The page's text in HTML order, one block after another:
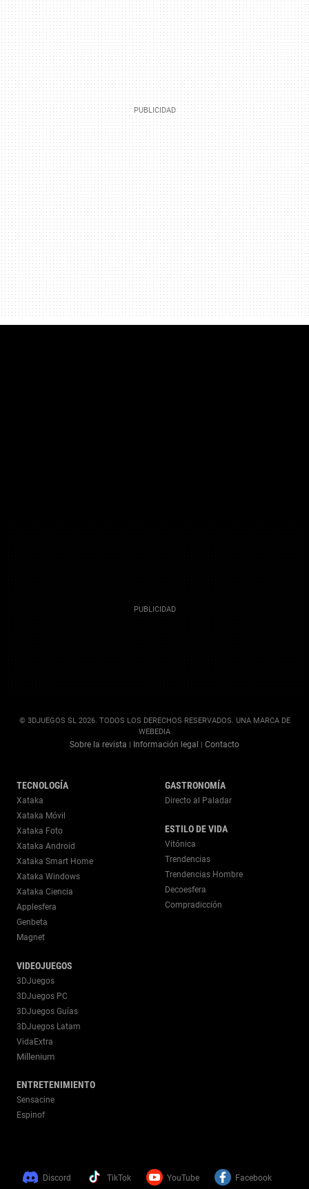
© 3DJUEGOS SL 2026. TODOS LOS DERECHOS RESERVADOS. UNA MARCA DE
WEBEDIA
Sobre la revista | Información legal | Contacto
TECNOLOGÍA
Xataka
Xataka Móvil
Xataka Foto
Xataka Android
Xataka Smart Home
Xataka Windows
Xataka Ciencia
Applesfera
Genbeta
Magnet
VIDEOJUEGOS
3DJuegos
3DJuegos PC
3DJuegos Guías
3DJuegos Latam
VidaExtra
Millenium
ENTRETENIMIENTO
Sensacine
Espinof
GASTRONOMÍA
Directo al Paladar
ESTILO DE VIDA
Vitónica
Trendencias
Trendencias Hombre
Decoesfera
Compradicción
Discord TikTok YouTube Facebook